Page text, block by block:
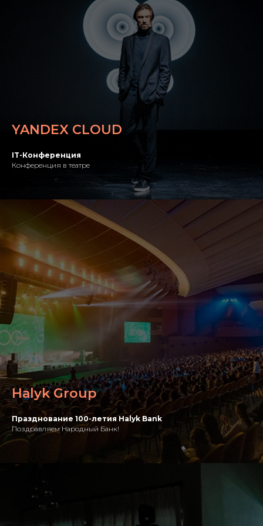
YANDEX CLOUD
IT-Конференция
Конференция в театре
Halyk Group
Празднование 100-летия Halyk Bank
Поздравляем Народный Банк!